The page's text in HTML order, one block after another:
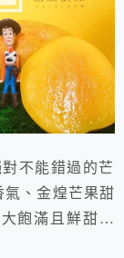
不能錯過的芒
氣、金煌芒果甜
飽滿且鮮甜多